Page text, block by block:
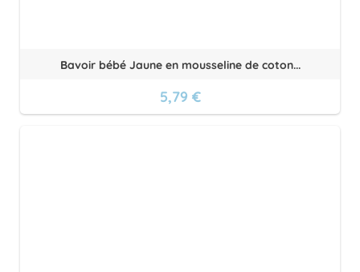
Bavoir bébé Jaune en mousseline de coton...
5,79 €